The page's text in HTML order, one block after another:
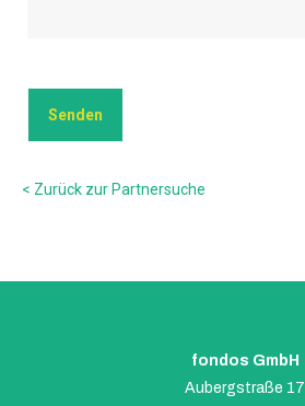
< Zurück zur Partnersuche
fondos GmbH
Aubergstraße 17